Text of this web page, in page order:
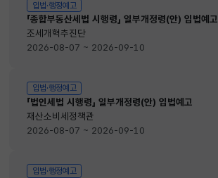
입법·행정예고
「종합부동산세법 시행령」 일부개정령(안) 입법예고
조세개혁추진단
2026-08-07 ~ 2026-09-10
입법·행정예고
「법인세법 시행령」 일부개정령(안) 입법예고
재산소비세정책관
2026-08-07 ~ 2026-09-10
입법·행정예고